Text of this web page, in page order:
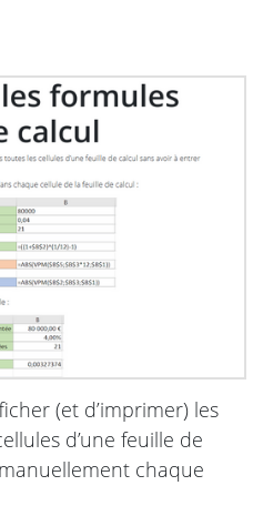
(et d’imprimer) les
d’une feuille de
chaque